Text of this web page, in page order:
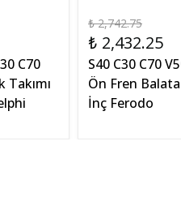
C70
Takımı
₺ 2,742.75
₺ 2,432.25
S40 C30 C70
Ön Fren
İnç Ferodo